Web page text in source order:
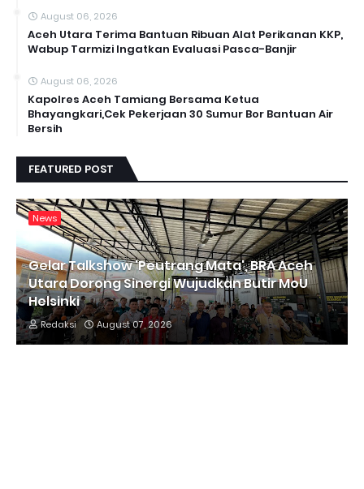
August 06, 2026
Aceh Utara Terima Bantuan Ribuan Alat Perikanan KKP,
Wabup Tarmizi Ingatkan Evaluasi Pasca-Banjir
August 06, 2026
Kapolres Aceh Tamiang Bersama Ketua
Bhayangkari,Cek Pekerjaan 30 Sumur Bor Bantuan Air
Bersih
FEATURED POST
News
Gelar Talkshow 'Peutrang Mata', BRA Aceh
Utara Dorong Sinergi Wujudkan Butir MoU
Helsinki
Redaksi August 07, 2026